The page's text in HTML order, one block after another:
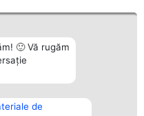
🙂 Vă rugăm
deContact